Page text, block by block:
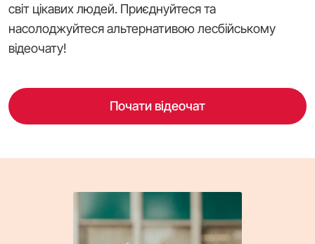
світ цікавих людей. Приєднуйтеся та
насолоджуйтеся альтернативою лесбійському
відеочату!
Почати відеочат